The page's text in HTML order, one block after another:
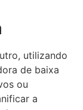
utilizando
de baixa
ou
a